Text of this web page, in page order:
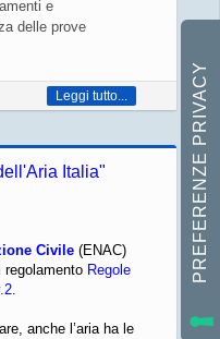
e
delle prove
Leggi tutto...
Italia"
Civile(ENAC)
regolamento Regole
.
anche l’aria ha le